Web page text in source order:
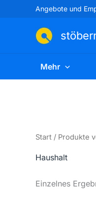
Angebote und
Mehr
Start / Produkte
Haushalt
Einzelnes